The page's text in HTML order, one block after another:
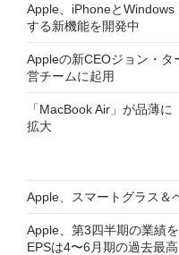
Apple、iPhoneとWindows
する新機能を開発中
Appleの新CEOジョン・タ
営チームに起用
「MacBook Air」が品薄
拡大
Apple、スマートグラス＆
Apple、第3四半期の業績
EPSは4〜6月期の過去最